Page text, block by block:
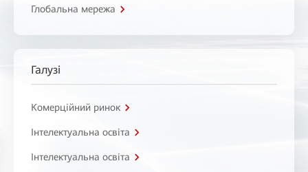
Глобальна мережа
Галузі
Комерційний ринок
Інтелектуальна освіта
Інтелектуальна освіта